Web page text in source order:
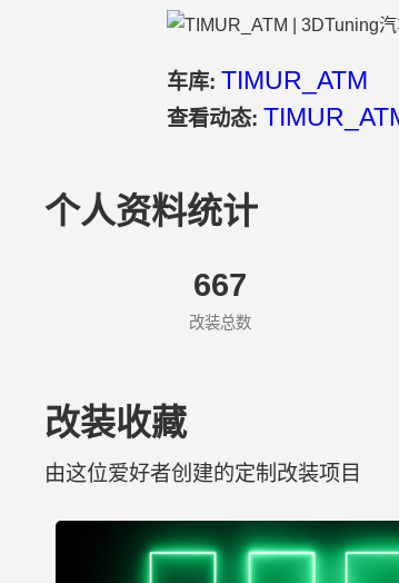
车库: TIMUR_ATM
查看动态:
个人资料统计
667
改装总数
改装收藏
由这位爱好者创建的定制改装项目